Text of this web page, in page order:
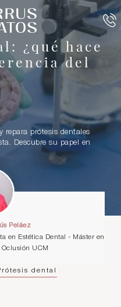
¿qué hace
del
repara prótesis dentales
Descubre su papel en
Peláez
en Estética Dental - Máster en
UCM
dental